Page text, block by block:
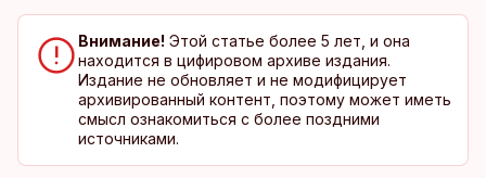
Внимание! Этой статье более 5 лет, и она
находится в цифировом архиве издания.
Издание не обновляет и не модифицирует
архивированный контент, поэтому может иметь
смысл ознакомиться с более поздними
источниками.